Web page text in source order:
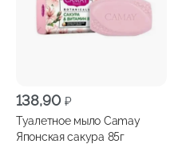
138,90 ₽
Туалетное мыло Camay
Японская сакура 85г